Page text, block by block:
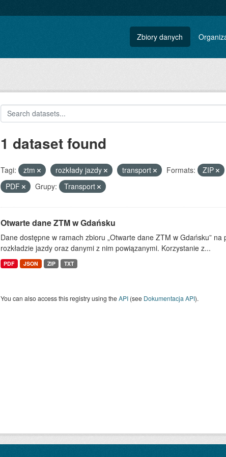
Zbiory danych
1 dataset found
Tagi: ztm rozkłady jazdy transport Formats: ZIP
PDF
Grupy: Transport
Otwarte dane ZTM w Gdańsku
Dane dostępne w ramach zbioru „Otwarte dane ZTM w Gdańsku”
rozkładzie jazdy oraz danymi z nim powiązanymi. Korzystanie z...
PDF JSON ZIP TXT
You can also access this registry using theAPI(see Dokumentacja API).